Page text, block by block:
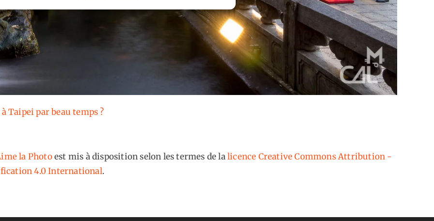
Taipei par beau temps ?
la Photoest mis à disposition selon les termes de lalicence Creative Commons Attribution -
4.0 International.